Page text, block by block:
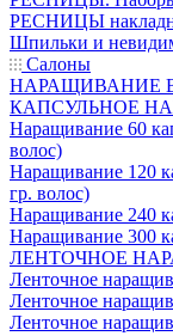
РЕСНИЦЫ
Шпильки и
Салоны
НАРАЩИВАНИЕ
КАПСУЛЬНОЕ
Наращивание 60
волос)
Наращивание 120
гр. волос)
Наращивание 240
Наращивание 300
ЛЕНТОЧНОЕ
Ленточное
Ленточное
Ленточное